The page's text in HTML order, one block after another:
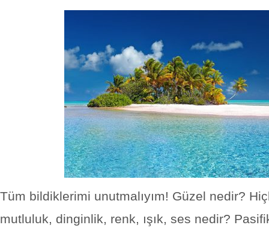
Tüm bildiklerimi unutmalıyım! Güzel nedir?
mutluluk, dinginlik, renk, ışık, ses nedir?